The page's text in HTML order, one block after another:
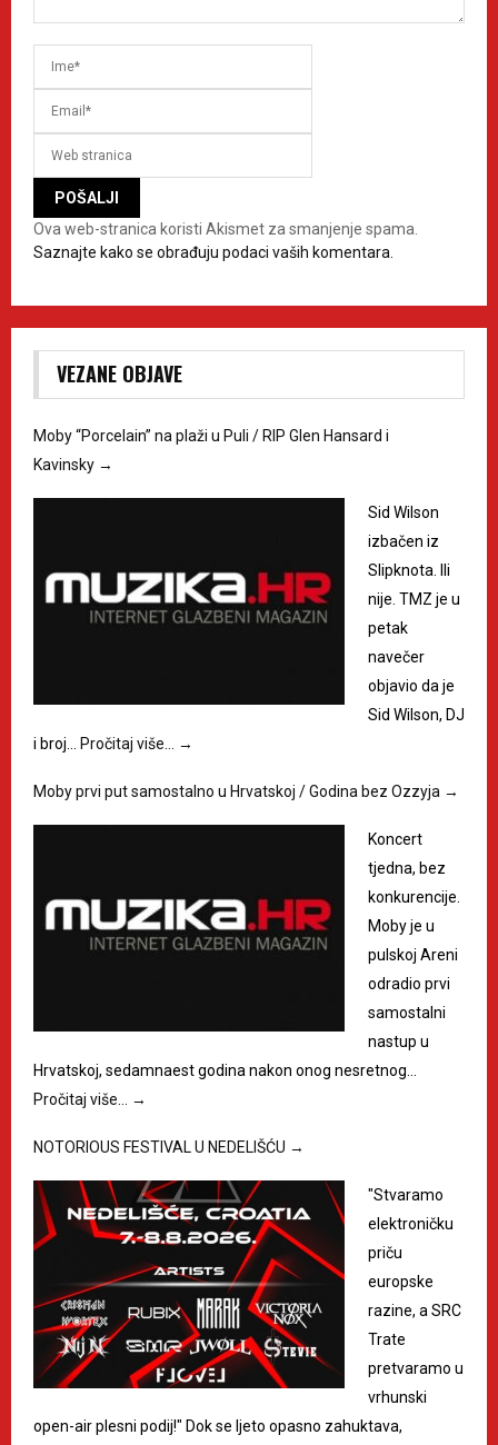
Ova web-stranica koristi Akismet za smanjenje spama.
Saznajte kako se obrađuju podaci vaših komentara.
VEZANE OBJAVE
Moby “Porcelain” na plaži u Puli / RIP Glen Hansard i
Kavinsky →
Sid Wilson
izbačen iz
Slipknota. Ili
nije. TMZ je u
petak
navečer
objavio da je
Sid Wilson, DJ
i broj…
Pročitaj više… →
Moby prvi put samostalno u Hrvatskoj / Godina bez Ozzyja →
Koncert
tjedna, bez
konkurencije.
Moby je u
pulskoj Areni
odradio prvi
samostalni
nastup u
Hrvatskoj, sedamnaest godina nakon onog nesretnog…
Pročitaj više…
→
NOTORIOUS FESTIVAL U NEDELIŠĆU →
"Stvaramo
elektroničku
priču
europske
razine, a SRC
Trate
pretvaramo u
vrhunski
open-air plesni podij!" Dok se ljeto opasno zahuktava,